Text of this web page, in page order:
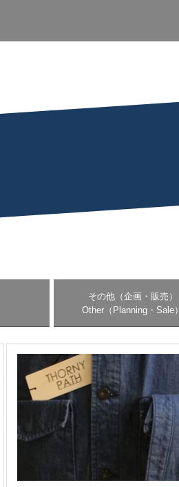
その他（企画・販売）
Other（Planning・Sale）